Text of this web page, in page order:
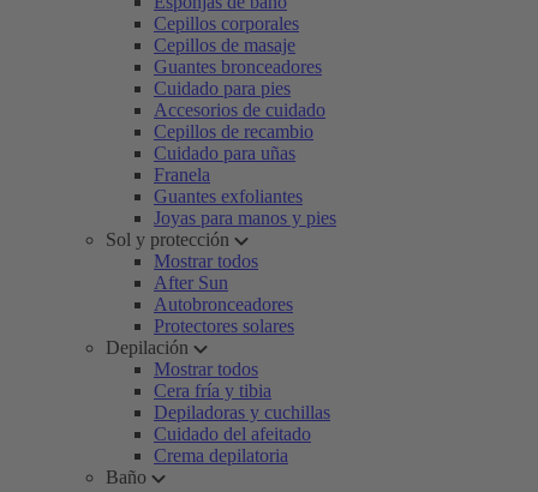
Cepillos corporales
Cepillos de masaje
Guantes bronceadores
Cuidado para pies
Accesorios de cuidado
Cepillos de recambio
Cuidado para uñas
Franela
Guantes exfoliantes
Joyas para manos y pies
Sol y protección
Mostrar todos
After Sun
Autobronceadores
Protectores solares
Depilación
Mostrar todos
Cera fría y tibia
Depiladoras y cuchillas
Cuidado del afeitado
Crema depilatoria
Baño